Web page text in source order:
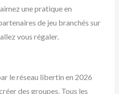
une pratique en
de jeu branchés sur
vous régaler.
le réseau libertin en 2026
des groupes. Tous les